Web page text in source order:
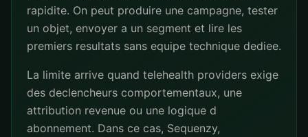
rapidite. On peut produire une campagne, tester
un objet, envoyer a un segment et lire les
premiers resultats sans equipe technique dediee.
La limite arrive quand telehealth providers exige
des declencheurs comportementaux, une
attribution revenue ou une logique d
abonnement. Dans ce cas, Sequenzy,